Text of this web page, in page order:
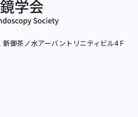
新御茶ノ水アーバントリニティビル4Ｆ